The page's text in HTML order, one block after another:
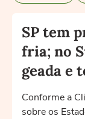
SP tem
fria; no
geada e
Conforme a
sobre os